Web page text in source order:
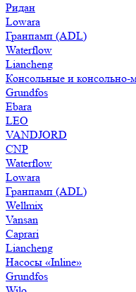
Ридан
Lowara
Гранпамп (ADL)
Waterflow
Liancheng
Консольные и
Grundfos
Ebara
LEO
VANDJORD
CNP
Waterflow
Lowara
Гранпамп (ADL)
Wellmix
Vansan
Caprari
Liancheng
Насосы «Inline»
Grundfos